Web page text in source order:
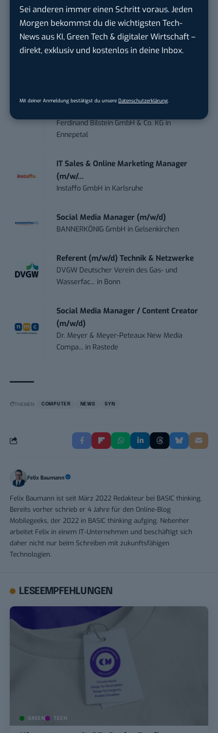
Sei anderen immer einen Schritt voraus. Jeden
Morgen bekommst du die wichtigsten Tech-
News aus KI, Green Tech & digitaler Wirtschaft –
direkt, exklusiv und kostenlos in deine Inbox.
Mit deiner Anmeldung bestätigst du unsere Datenschutzerklärung
touristische...
Marketing Manager – Content
Content Marketing Specialist Product &
Ferdinand Bilstein GmbH & Co. KG in
Ennepetal
IT Sales & Online Marketing Manager
(m/w/...
Instaffo GmbH in Karlsruhe
Social Media Manager (m/w/d)
BANNERKÖNIG GmbH in Gelsenkirchen
Referent (m/w/d) Technik & Netzwerke
DVGW Deutscher Verein des Gas- und
Wasserfac... in Bonn
Social Media Manager / Content Creator
(m/w/d)
Dr. Meyer & Meyer-Peteaux New Media
Compa... in Rastede
THEMEN: COMPUTER NEWS SYN
Felix Baumann
Felix Baumann ist seit März 2022 Redakteur bei BASIC thinking.
Bereits vorher schrieb er 4 Jahre für den Online-Blog
Mobilegeeks, der 2022 in BASIC thinking aufging. Nebenher
arbeitet Felix in einem IT-Unternehmen und beschäftigt sich
daher nicht nur beim Schreiben mit zukunftsfähigen
Technologien.
LESEEMPFEHLUNGEN
GREEN TECH